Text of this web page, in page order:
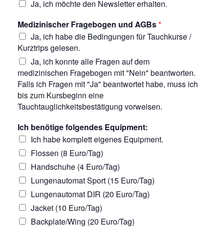
Ja, ich möchte den Newsletter erhalten.
Medizinischer Fragebogen und AGBs*
Ja, ich habe die Bedingungen für Tauchkurse /
Kurztrips gelesen.
Ja, ich konnte alle Fragen auf dem
medizinischen Fragebogen mit "Nein" beantworten.
Falls ich Fragen mit "Ja" beantwortet habe, muss ich
bis zum Kursbeginn eine
Tauchtauglichkeitsbestätigung vorweisen.
Ich benötige folgendes Equipment:
Ich habe komplett eigenes Equipment.
Flossen (8 Euro/Tag)
Handschuhe (4 Euro/Tag)
Lungenautomat Sport (15 Euro/Tag)
Lungenautomat DIR (20 Euro/Tag)
Jacket (10 Euro/Tag)
Backplate/Wing (20 Euro/Tag)